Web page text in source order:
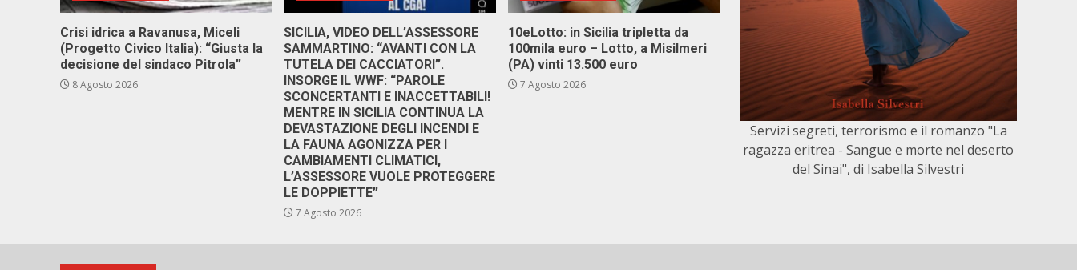
Crisi idrica a Ravanusa, Miceli
(Progetto Civico Italia): “Giusta la
decisione del sindaco Pitrola”
8 Agosto 2026
SICILIA, VIDEO DELL’ASSESSORE
SAMMARTINO: “AVANTI CON LA
TUTELA DEI CACCIATORI”.
INSORGE IL WWF: “PAROLE
SCONCERTANTI E INACCETTABILI!
MENTRE IN SICILIA CONTINUA LA
DEVASTAZIONE DEGLI INCENDI E
LA FAUNA AGONIZZA PER I
CAMBIAMENTI CLIMATICI,
L’ASSESSORE VUOLE PROTEGGERE
LE DOPPIETTE”
7 Agosto 2026
10eLotto: in Sicilia tripletta da
100mila euro – Lotto, a Misilmeri
(PA) vinti 13.500 euro
7 Agosto 2026
Servizi segreti, terrorismo e il romanzo "La
ragazza eritrea - Sangue e morte nel deserto
del Sinai", di Isabella Silvestri